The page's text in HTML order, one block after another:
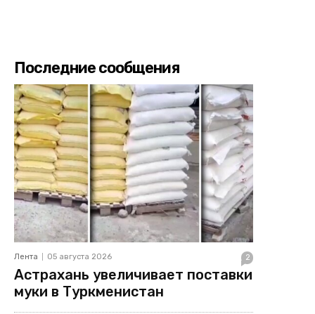
Последние сообщения
Лента 05 августа 2026 2
Астрахань увеличивает поставки
муки в Туркменистан